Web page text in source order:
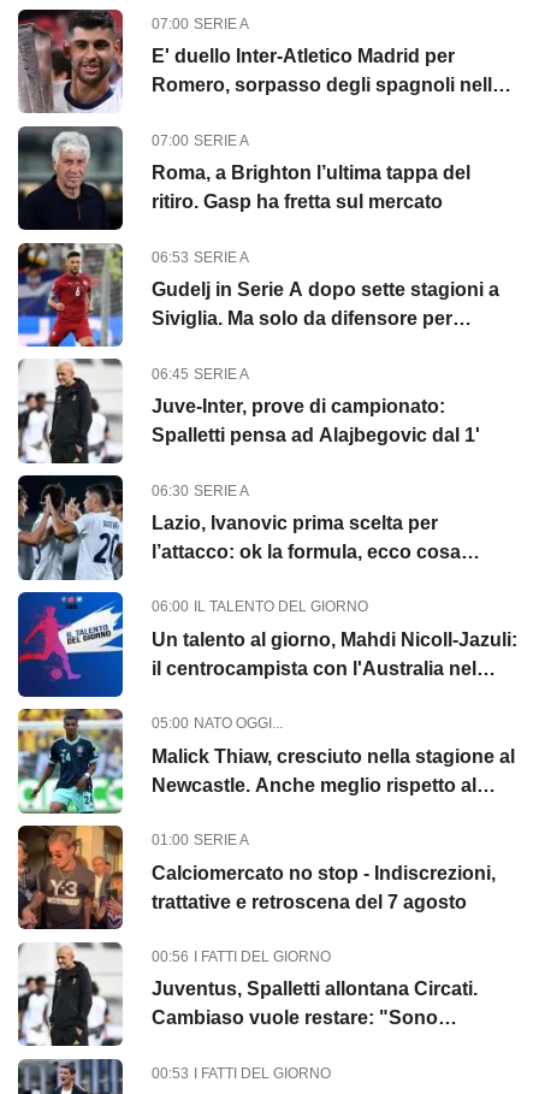
07:00 SERIE A
E' duello Inter-Atletico Madrid per
Romero, sorpasso degli spagnoli nelle
07:00 SERIE A
Roma, a Brighton l’ultima tappa del
ritiro. Gasp ha fretta sul mercato
06:53 SERIE A
Gudelj in Serie A dopo sette stagioni a
Siviglia. Ma solo da difensore per
06:45 SERIE A
Juve-Inter, prove di campionato:
Spalletti pensa ad Alajbegovic dal 1'
06:30 SERIE A
Lazio, Ivanovic prima scelta per
l’attacco: ok la formula, ecco cosa
06:00 IL TALENTO DEL GIORNO
Un talento al giorno, Mahdi Nicoll-Jazuli:
il centrocampista con l'Australia nel
05:00 NATO OGGI...
Malick Thiaw, cresciuto nella stagione al
Newcastle. Anche meglio rispetto al
01:00 SERIE A
Calciomercato no stop - Indiscrezioni,
trattative e retroscena del 7 agosto
00:56 I FATTI DEL GIORNO
Juventus, Spalletti allontana Circati.
Cambiaso vuole restare: "Sono
00:53 I FATTI DEL GIORNO